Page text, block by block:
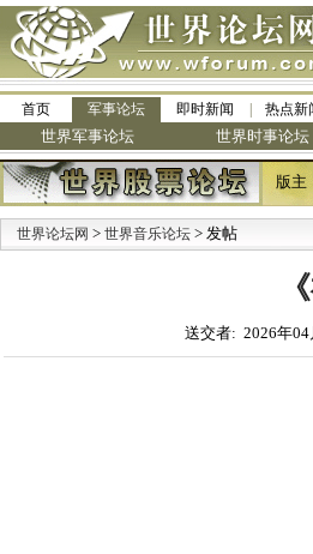
首页 军事论坛 即时新闻 热点新
世界军事论坛 世界时事论坛
版主
世界论坛网 > 世界音乐论坛 > 发帖
送交者: 2026年